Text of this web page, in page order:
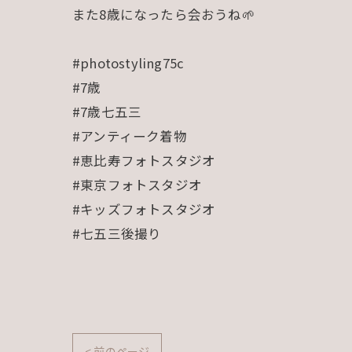
また8歳になったら会おうね🌱
#photostyling75c
#7歳
#7歳七五三
#アンティーク着物
#恵比寿フォトスタジオ
#東京フォトスタジオ
#キッズフォトスタジオ
#七五三後撮り